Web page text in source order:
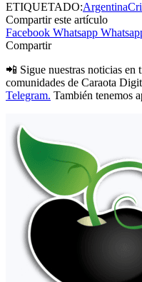
ETIQUETADO:Argentina
Compartir este artículo
Facebook Whatsapp
Compartir
📲 Sigue nuestras noticias en
comunidades de Caraota
Telegram. También tenemos